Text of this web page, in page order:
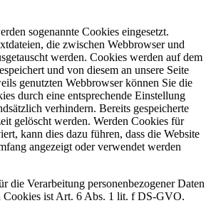
sogenannte Cookies eingesetzt.
die zwischen Webbrowser und
werden. Cookies werden auf dem
und von diesem an unsere Seite
genutzten Webbrowser können Sie die
durch eine entsprechende Einstellung
verhindern. Bereits gespeicherte
gelöscht werden. Werden Cookies für
kann dies dazu führen, dass die Website
angezeigt oder verwendet werden
die Verarbeitung personenbezogener Daten
Cookies ist Art. 6 Abs. 1 lit. f DS-GVO.